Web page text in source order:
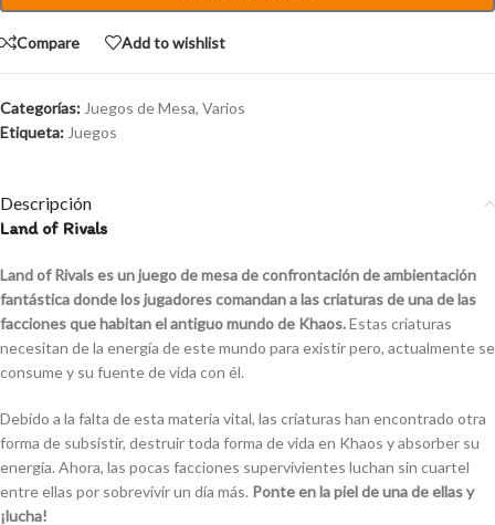
Compare Add to wishlist
Categorías: Juegos de Mesa, Varios
Etiqueta: Juegos
Descripción
Land of Rivals
Land of Rivals es un juego de mesade confrontación de ambientación
fantástica donde los jugadores comandan a las criaturas de una de las
facciones que habitan el antiguo mundo de Khaos.Estas criaturas
necesitan de la energía de este mundo para existir pero, actualmente se
consume y su fuente de vida con él.
Debido a la falta de esta materia vital, las criaturas han encontrado otra
forma de subsistir, destruir toda forma de vida en Khaos y absorber su
energía. Ahora, las pocas facciones supervivientes luchan sin cuartel
entre ellas por sobrevivir un día más. Ponte en la piel de una de ellas y
¡lucha!